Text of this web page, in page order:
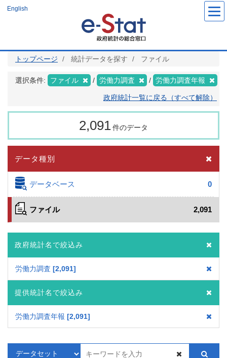
ツ
English
トップページ 統計データを探す ファイル
選択条件: ファイル 労働力調査 労働力調査年報
政府統計一覧に戻る（すべて解除）
2,091件のデータ
データ種別
データベース 0
ファイル 2,091
政府統計名で絞込み
労働力調査 2,091
提供統計名で絞込み
労働力調査年報 2,091